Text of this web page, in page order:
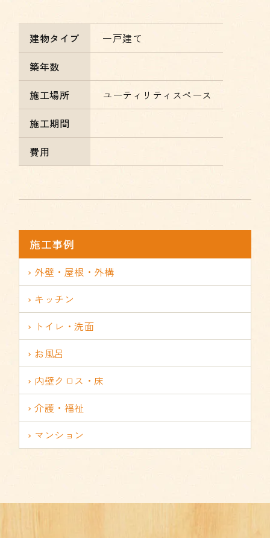
建物タイプ
一戸建て
築年数
施工場所
ユーティリティスペース
施工期間
費用
施工事例
外壁・屋根・外構
キッチン
トイレ・洗面
お風呂
内壁クロス・床
介護・福祉
マンション